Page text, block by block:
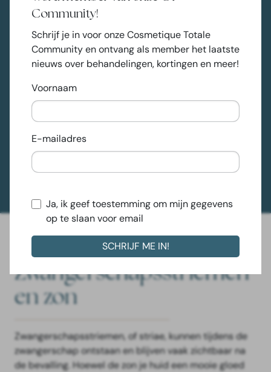
Community!
Schrijf je in voor onze Cosmetique Totale
Community en ontvang als member het laatste
nieuws over behandelingen, kortingen en meer!
Voornaam
E-mailadres
Ja, ik geef toestemming om mijn gegevens
op te slaan voor email
striemen minder zichtbaar te maken. Gebruik
crèmes zoals de beste striae crème voor na de
zwangerschap.
Behandel de jeuk: Striae kunnen soms jeuken.
Gebruik een kalmerende crème of olie om de jeuk
maar er zijn producten die verlichting bieden.
Overweeg professionele behandelingen:
Behandelingen zoalsmicroneedling,
laserbehandelingen en
behandelingen aan om striae effectief te
Zwangerschapsstriemen
en zon
Zwangerschapsstriemen, of striae, kunnen tijdens de
zwangerschap ontstaan en blijven vaak zichtbaar na
de bevalling. Hoewel de zon je huid een mooie gloed